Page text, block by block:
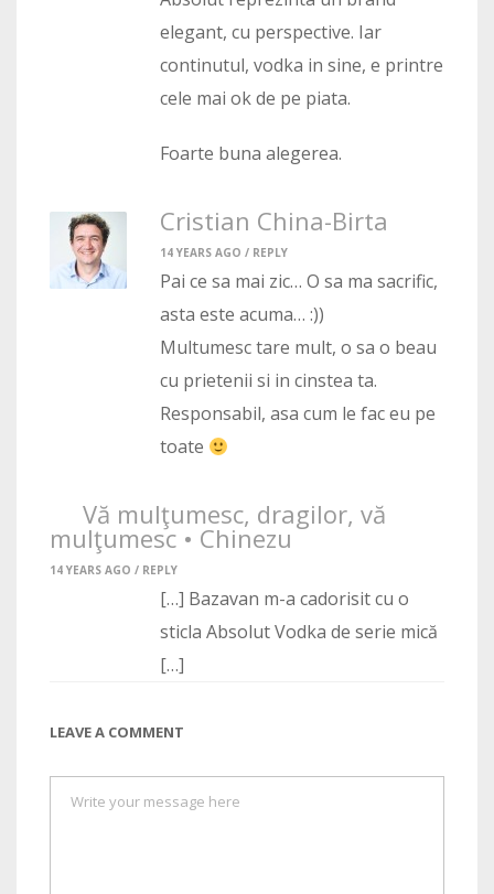
elegant, cu perspective. Iar
continutul, vodka in sine, e printre
cele mai ok de pe piata.
Foarte buna alegerea.
Cristian China-Birta
14 YEARS AGO / REPLY
Pai ce sa mai zic… O sa ma sacrific,
asta este acuma… :))
Multumesc tare mult, o sa o beau
cu prietenii si in cinstea ta.
Responsabil, asa cum le fac eu pe
toate
Vă mulţumesc, dragilor, vă
mulţumesc • Chinezu
14 YEARS AGO / REPLY
[…] Bazavan m-a cadorisit cu o
sticla Absolut Vodka de serie mică
[…]
LEAVE A COMMENT